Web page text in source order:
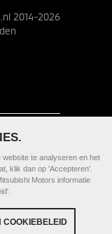
2014-2026
te analyseren en het
klik dan op 'Accepteren'.
Motors informatie
COOKIEBELEID